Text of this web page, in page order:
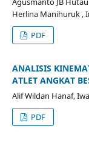
Herlina Manihuruk ,
PDF
ANALISIS
ATLET ANGKAT
Alif Wildan Hanaf,
PDF